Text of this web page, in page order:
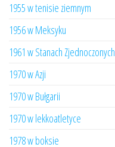
1955 w tenisie ziemnym
1956 w Meksyku
1961 w Stanach Zjednoczonych
1970 w Azji
1970 w Bułgarii
1970 w lekkoatletyce
1978 w boksie